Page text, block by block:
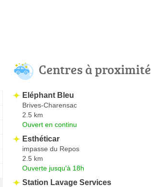
Centres à proximité
Eléphant Bleu
Brives-Charensac
2.5 km
Ouvert en continu
Esthéticar
impasse du Repos
2.5 km
Ouverte jusqu'à 18h
Station Lavage Services